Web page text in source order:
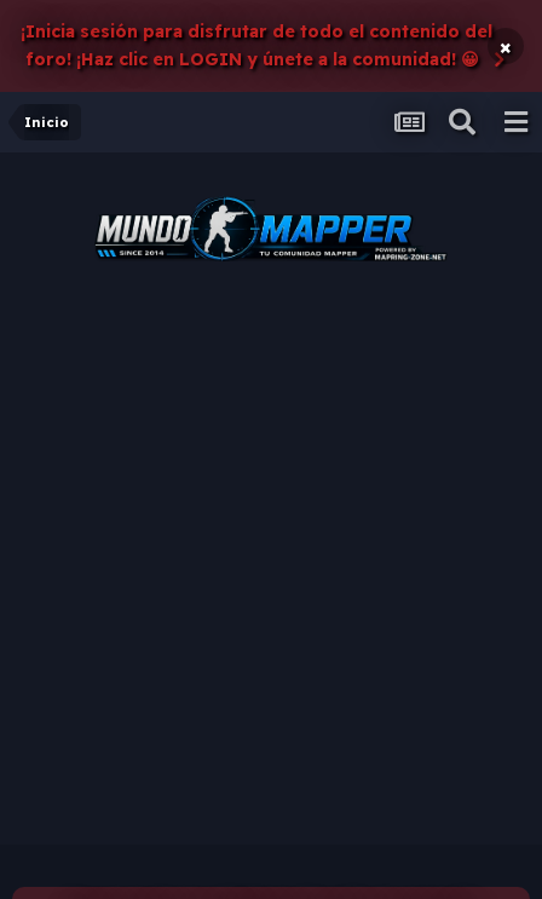
¡Inicia sesión para disfrutar de todo el contenido del
foro! ¡Haz clic en LOGIN y únete a la comunidad! 😀
×
Inicio